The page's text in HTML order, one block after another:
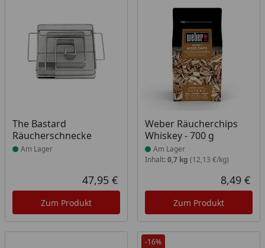
The Bastard
Räucherschnecke
Produkt am Lager
Am Lager
Aktueller Preis
47,95 €
Zum Produkt
Weber Räucherchips
Whiskey - 700 g
Produkt am Lager
Am Lager
Inhalt: 0,7 kg (12,13 €/kg)
8,49 €
Zum Produkt
-16%